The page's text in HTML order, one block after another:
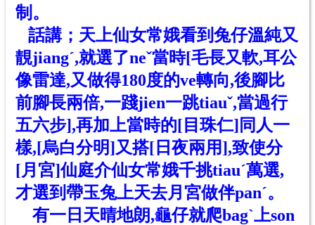
制。
話講； 天上仙女常娥看到兔仔溫純又
靚jiangˊ,就選了neˇ當時[毛長又軟,耳公
像雷達,又做得180度的ve轉向,後腳比
前腳長兩倍,一踐jien一跳tiauˇ,當過行
五六步],再加上當時的[目珠仁]同人一
樣,[烏白分明]又搭[日夜兩用],致使分
[月宮]仙庭介仙女常娥千挑tiauˊ萬選,
才選到帶玉兔上天去月宮做伴panˊ。
有一日天晴地朗,龜仔就爬bagˋ上son